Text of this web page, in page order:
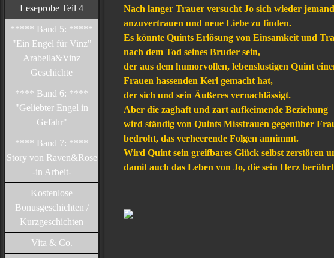
Leseprobe Teil 4
***** Band 5: *****
"Ein Engel für Vinz"
Arabella&Vinz
Geschichte
**** Band 6: ****
"Geliebter Engel in
Gefahr"
**** Band 7: ****
Story von Raven&Rose
-in Arbeit-
Kostenlose
Bonusgeschichten /
Kurzgeschichten
Vita & Co.
Nach langer Trauer versucht Jo sich wieder
anzuvertrauen und neue Liebe zu finden.
Es könnte Quints Erlösung von Einsamkeit und
nach dem Tod seines Bruder sein,
der aus dem humorvollen, lebenslustigen Quint
Frauen hassenden Kerl gemacht hat,
der sich und sein Äußeres vernachlässigt.
Aber die zaghaft und zart aufkeimende Beziehung
wird ständig von Quints Misstrauen gegenüber
bedroht, das verheerende Folgen annimmt.
Wird Quint sein greifbares Glück selbst zerstören
damit auch das Leben von Jo, die sein Herz